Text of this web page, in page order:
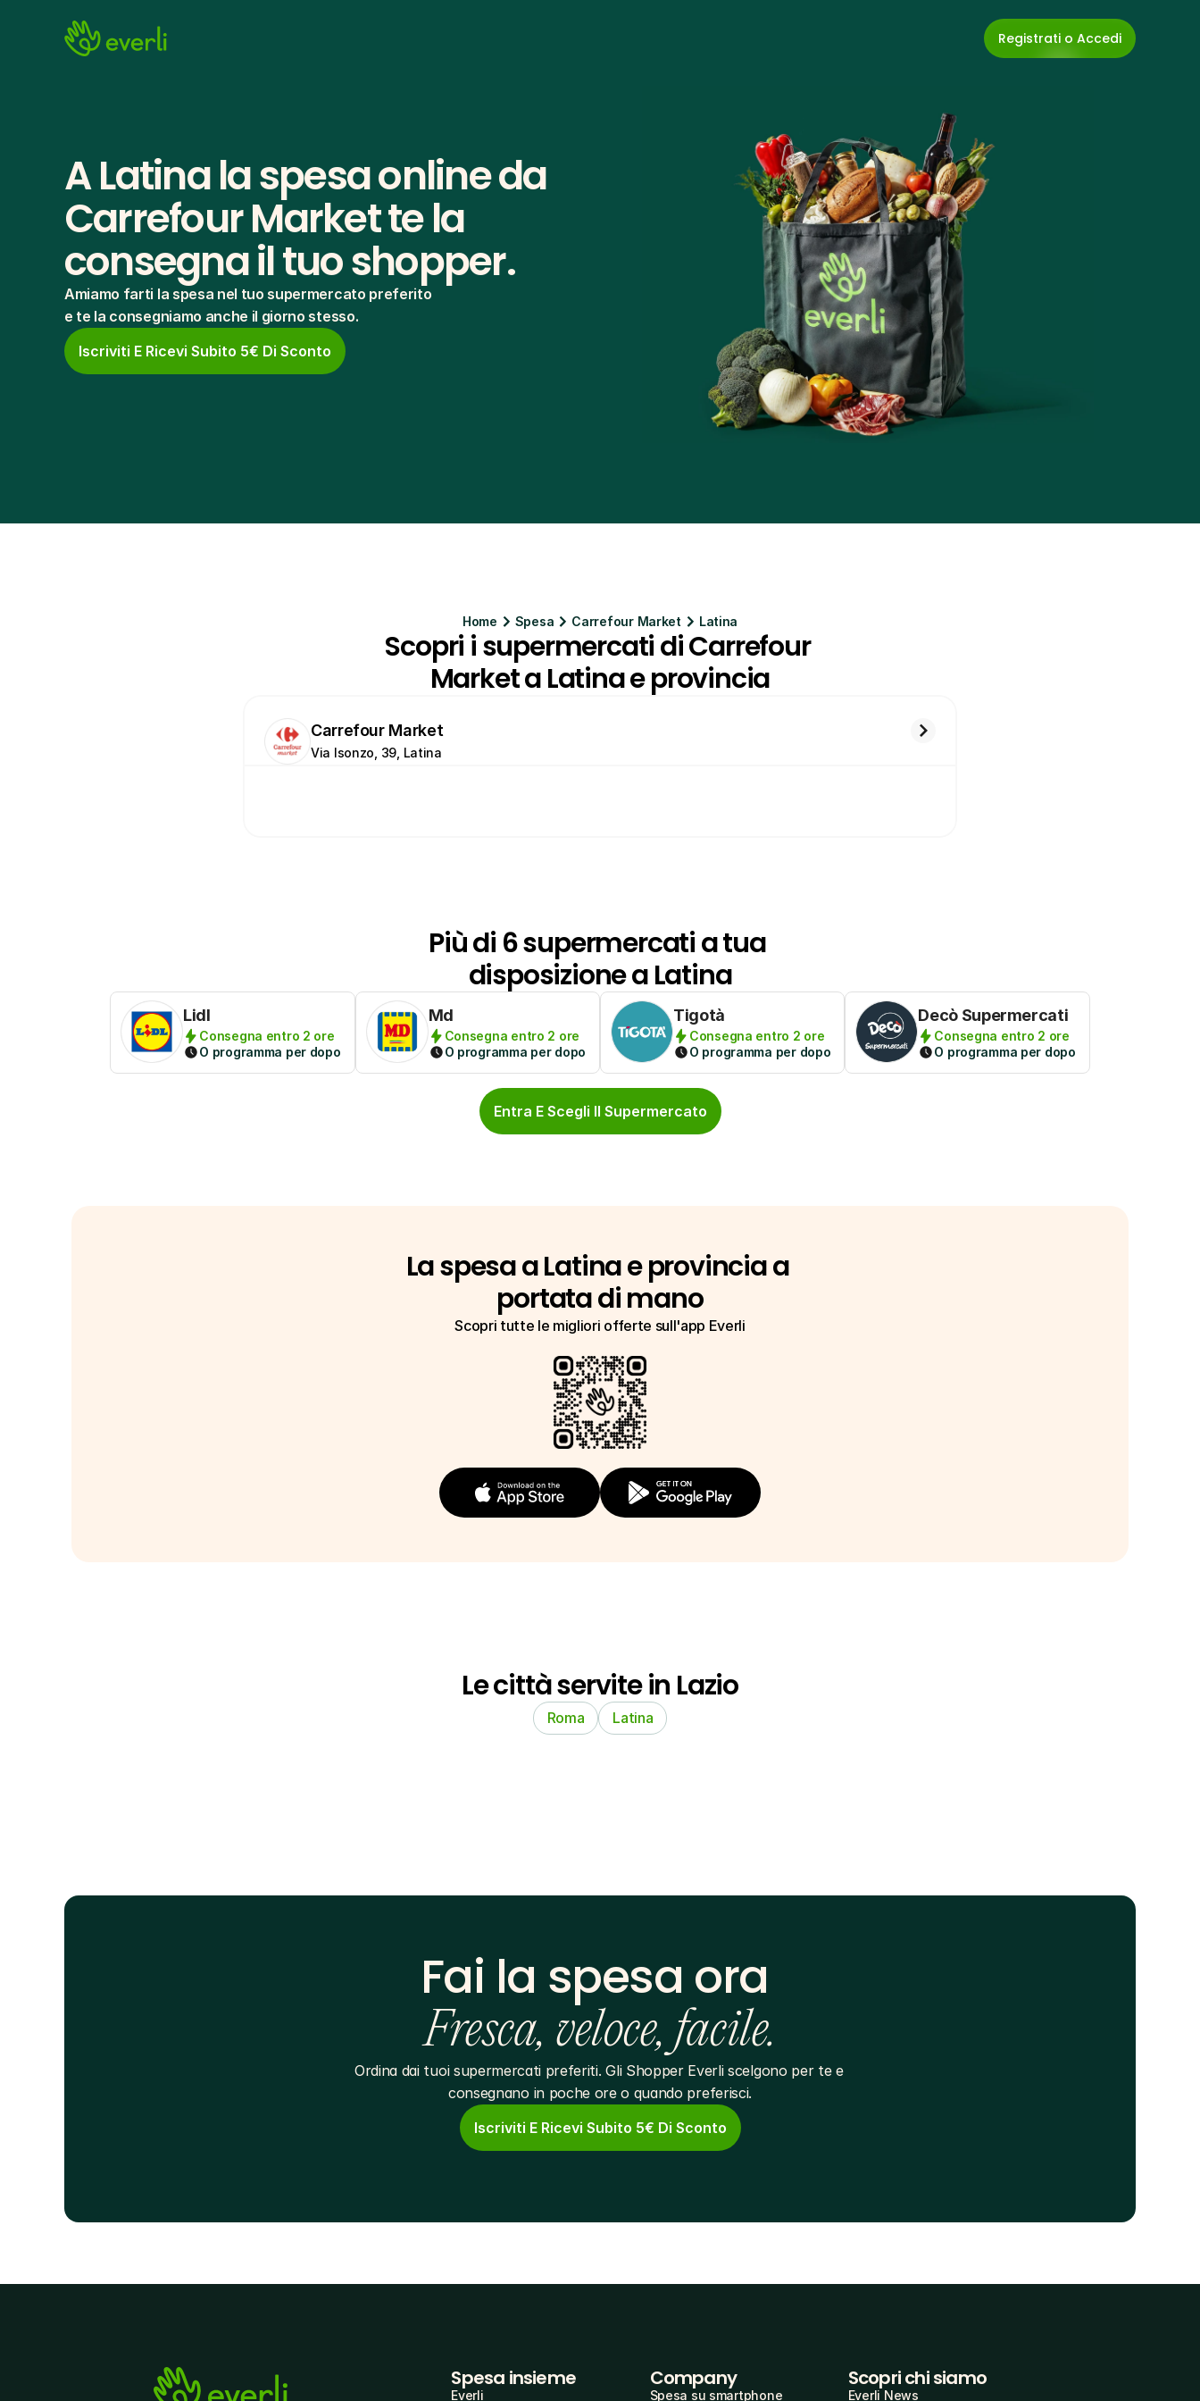
Registrati o Accedi
A Latina la spesa online da
Carrefour Market te la
consegna il tuo shopper.
Amiamo farti la spesa nel tuo supermercato preferito
e te la consegniamo anche il giorno stesso.
Iscriviti E Ricevi Subito 5€ Di Sconto
Home Spesa Carrefour Market Latina
Scopri i supermercati di Carrefour
Market a Latina e provincia
Carrefour Market
Via Isonzo, 39, Latina
Più di 6 supermercati a tua
disposizione a Latina
Lidl
Consegna entro 2 ore
O programma per dopo
Md
Consegna entro 2 ore
O programma per dopo
Tigotà
Consegna entro 2 ore
O programma per dopo
Decò Supermercati
Consegna entro 2 ore
O programma per dopo
Entra E Scegli Il Supermercato
La spesa a Latina e provincia a
portata di mano
Scopri tutte le migliori offerte sull'app Everli
Le città servite in Lazio
Roma Latina
Fai la spesa ora
Fresca, veloce, facile.
Ordina dai tuoi supermercati preferiti. Gli Shopper Everli scelgono per te e
consegnano in poche ore o quando preferisci.
Iscriviti E Ricevi Subito 5€ Di Sconto
Spesa insieme
Everli
Company
Spesa su smartphone
Scopri chi siamo
Everli News